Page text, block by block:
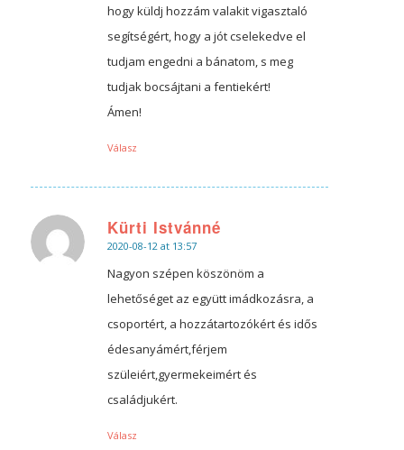
hogy küldj hozzám valakit vigasztaló
segítségért, hogy a jót cselekedve el
tudjam engedni a bánatom, s meg
tudjak bocsájtani a fentiekért!
Ámen!
Válasz
Kürti Istvánné
says:
2020-08-12 at 13:57
Nagyon szépen köszönöm a
lehetőséget az együtt imádkozásra, a
csoportért, a hozzátartozókért és idős
édesanyámért,férjem
szüleiért,gyermekeimért és
családjukért.
Válasz